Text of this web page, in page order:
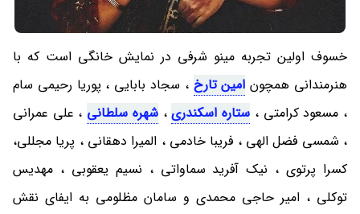
خسوف اولین تجربه مینو شرفی در نمایش خانگی است که با
هنرمندانی همچون امین تارخ ، سجاد بابایی ، پوریا رحیمی سام
، مسعود کرامتی ، ستاره اسکندری،شهره سلطانی ، علی عمرانی
، شمسی فضل الهی ، فریبا خادمی ، المیرا دهقانی ، پریا مجللی،
کسرا پرتوی ، نیک آفرید سماواتی ، نسیم یعقوبی ، مهدیس
توکلی ، امیر حاجی محمدی و سامان مظلومی به ایفای نقش